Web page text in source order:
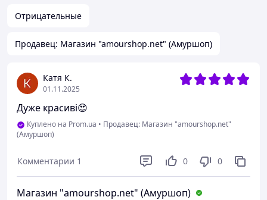
Отрицательные
Продавец: Магазин "amourshop.net" (Амуршоп)
Катя К.
01.11.2025
Дуже красиві😍
Куплено на Prom.ua • Продавец: Магазин "amourshop.net"
(Амуршоп)
Комментарии 1 0 0
Магазин "amourshop.net" (Амуршоп)